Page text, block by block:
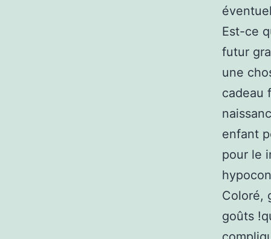
Est-ce
futur
une
cadeau
enfant
pour le
Coloré,
goûts